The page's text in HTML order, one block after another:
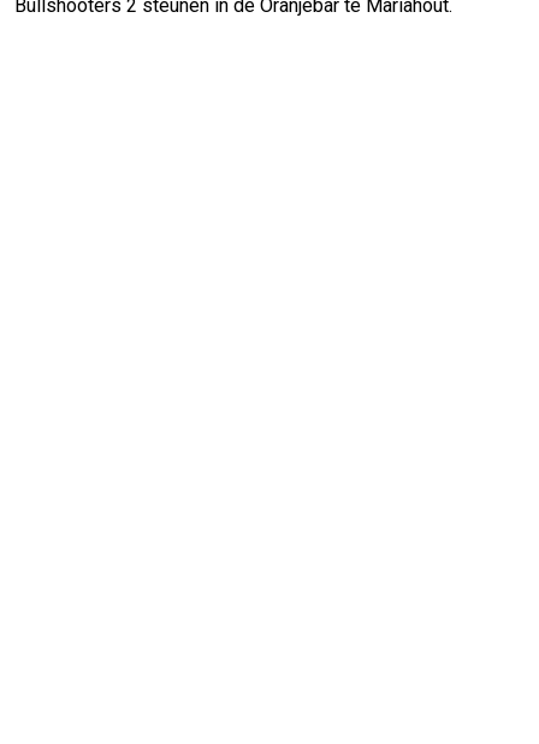
Bullshooters 2 steunen in de Oranjebar te Mariahout.